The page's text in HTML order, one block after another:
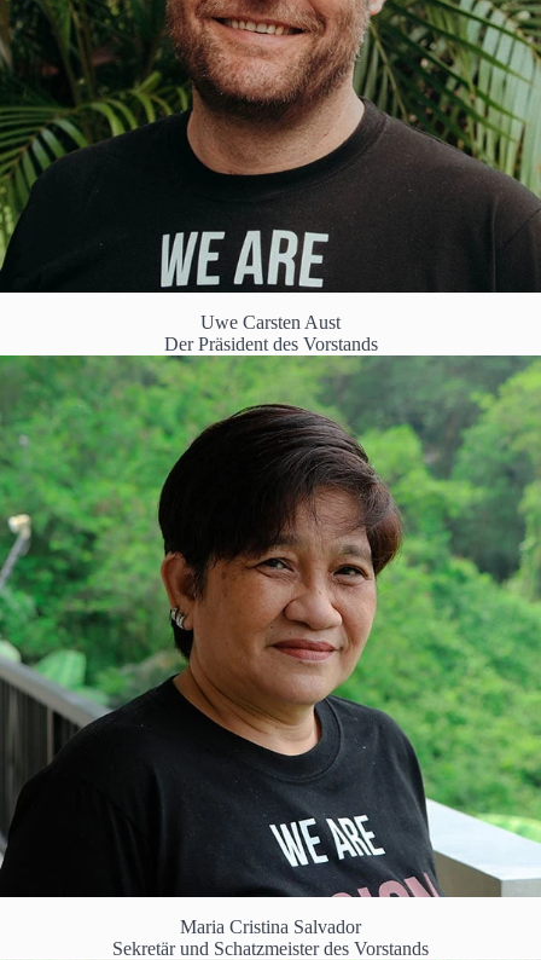
Uwe Carsten Aust
Der Präsident des Vorstands
Maria Cristina Salvador
Sekretär und Schatzmeister des Vorstands